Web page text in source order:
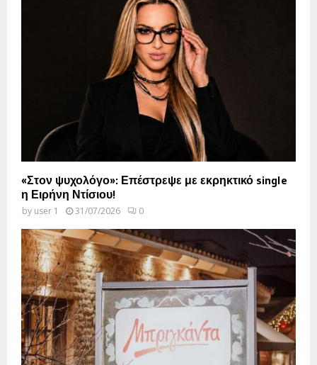
«Στον ψυχολόγο»: Επέστρεψε με εκρηκτικό single
η Ειρήνη Ντίσιου!
by user 1 31/07/2026 0